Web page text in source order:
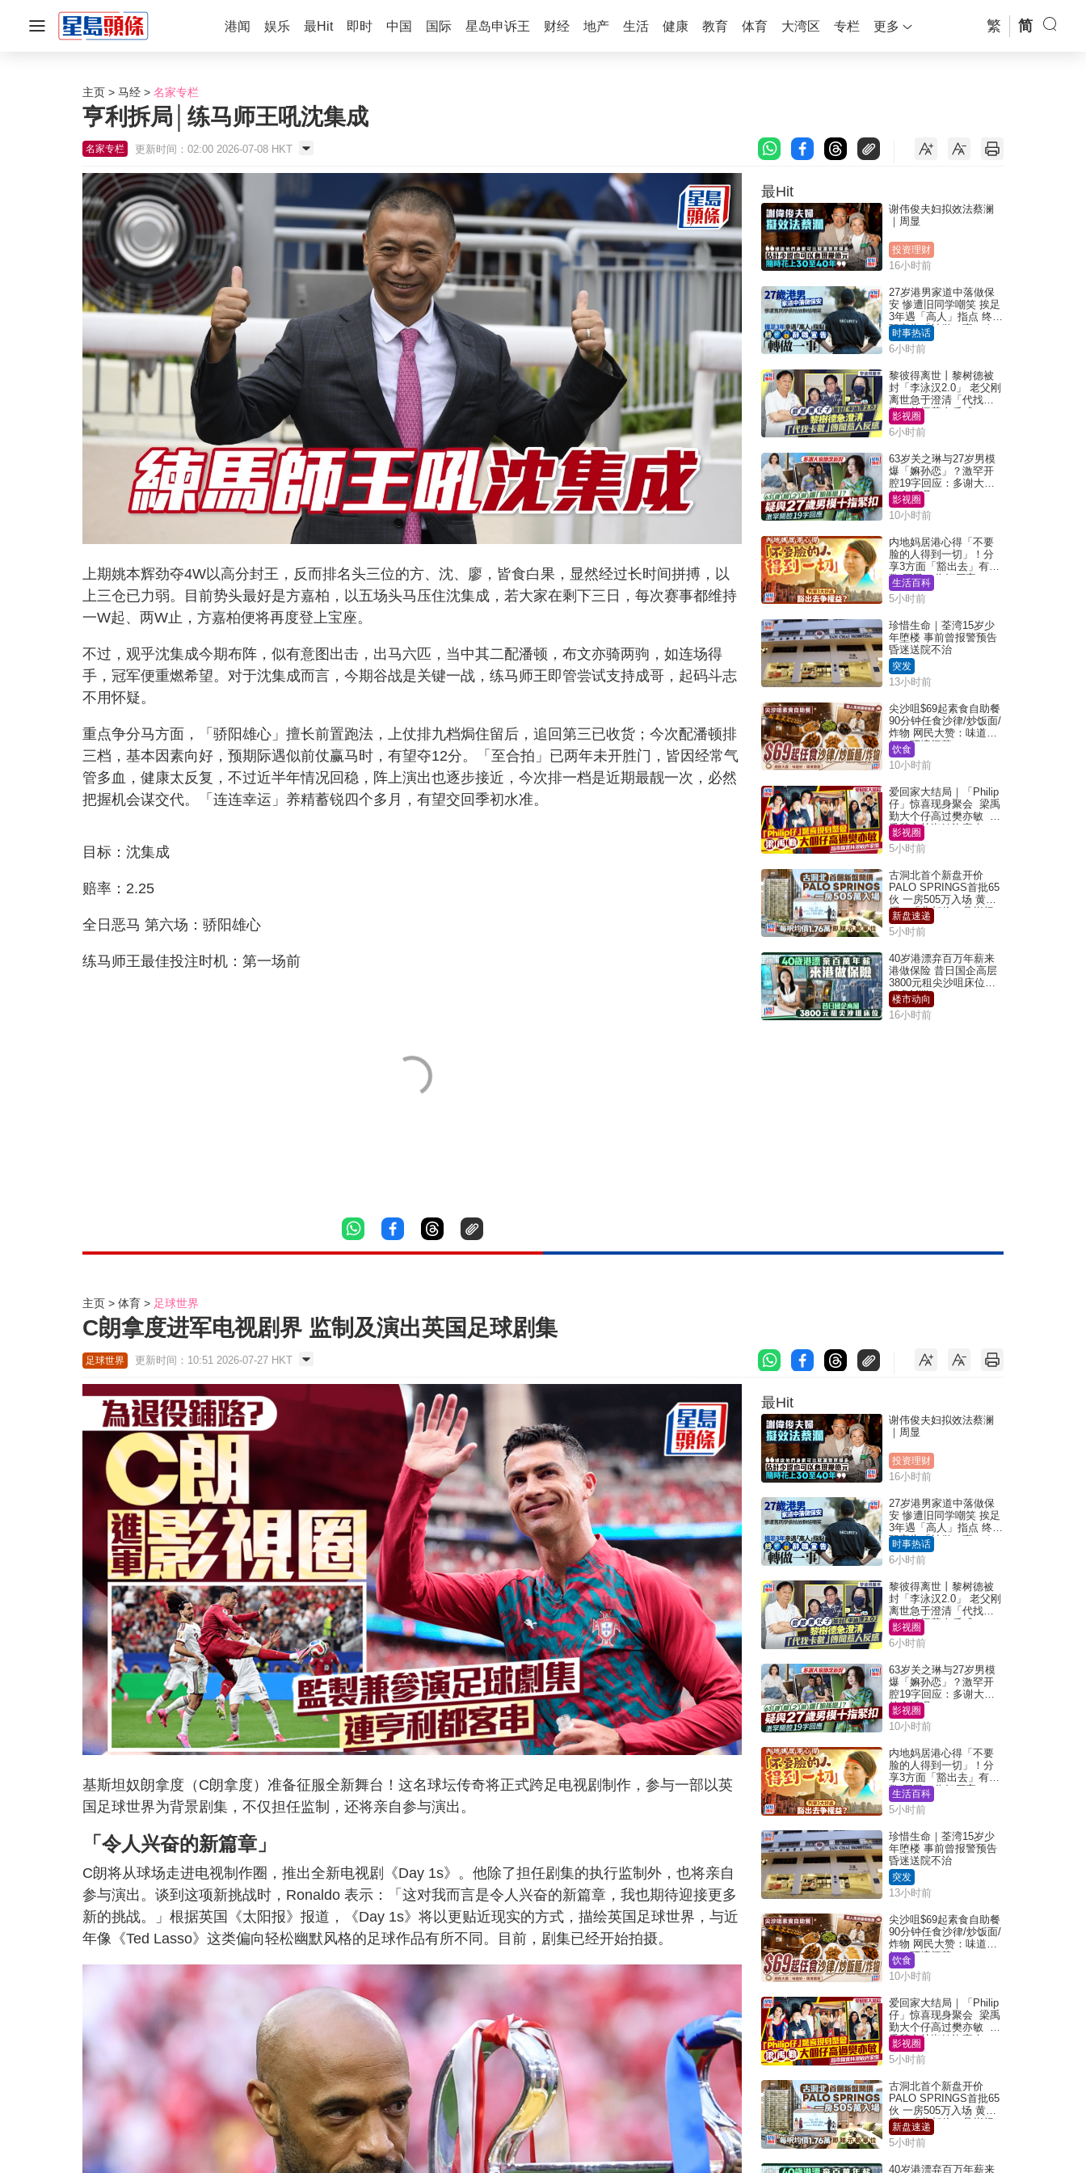
港闻 娱乐 最Hit 即时 中国 国际 星岛申诉王 财经 地产 生活 健康 教育 体育 大湾区 专栏 更多 繁 简
主页 马经 名家专栏
亨利拆局│练马师王吼沈集成
名家专栏 更新时间：02:00 2026-07-08 HKT
上期姚本辉劲夺4W以高分封王，反而排名头三位的方、沈、廖，皆食白果，显然经过长时间拼搏，以
上三仓已力弱。目前势头最好是方嘉柏，以五场头马压住沈集成，若大家在剩下三日，每次赛事都维持
一W起、两W止，方嘉柏便将再度登上宝座。
不过，观乎沈集成今期布阵，似有意图出击，出马六匹，当中其二配潘顿，布文亦骑两驹，如连场得
手，冠军便重燃希望。对于沈集成而言，今期谷战是关键一战，练马师王即管尝试支持成哥，起码斗志
不用怀疑。
重点争分马方面，「骄阳雄心」擅长前置跑法，上仗排九档焗住留后，追回第三已收货；今次配潘顿排
三档，基本因素向好，预期际遇似前仗赢马时，有望夺12分。「至合拍」已两年未开胜门，皆因经常气
管多血，健康太反复，不过近半年情况回稳，阵上演出也逐步接近，今次排一档是近期最靓一次，必然
把握机会谋交代。「连连幸运」养精蓄锐四个多月，有望交回季初水准。
目标：沈集成
赔率：2.25
全日恶马 第六场：骄阳雄心
练马师王最佳投注时机：第一场前
最Hit
谢伟俊夫妇拟效法蔡澜
｜周显
投资理财
16小时前
27岁港男家道中落做保
安 惨遭旧同学嘲笑 挨足
3年遇「高人」指点 终辞
职宣告「转做一事」｜
Juicy叮
时事热话
6小时前
黎彼得离世丨黎树德被
封「李泳汉2.0」 老父刚
离世急于澄清「代找卡
数」传闻惹人反感
影视圈
6小时前
63岁关之琳与27岁男模
爆「嫲孙恋」？激罕开
腔19字回应：多谢大家
挂念近况
影视圈
10小时前
内地妈居港心得「不要
脸的人得到一切」！分
享3方面「豁出去」有著
数 网民：你好厉害
生活百科
5小时前
珍惜生命｜荃湾15岁少
年堕楼 事前曾报警预告
昏迷送院不治
突发
13小时前
尖沙咀$69起素食自助餐
90分钟任食沙律/炒饭面/
炸物 网民大赞：味道
好，环境阔落
饮食
10小时前
爱回家大结局｜「Philip
仔」惊喜现身聚会 梁禹
勤大个仔高过樊亦敏 超
乖黐实林淑敏许家杰
影视圈
5小时前
古洞北首个新盘开价
PALO SPRINGS首批65
伙 一房505万入场 黄光
耀：「北都价」具指标
作用
新盘速递
5小时前
40岁港漂弃百万年薪来
港做保险 昔日国企高层
3800元租尖沙咀床位｜
租盘Million
楼市动向
16小时前
主页 体育 足球世界
C朗拿度进军电视剧界 监制及演出英国足球剧集
足球世界 更新时间：10:51 2026-07-27 HKT
基斯坦奴朗拿度（C朗拿度）准备征服全新舞台！这名球坛传奇将正式跨足电视剧制作，参与一部以英
国足球世界为背景剧集，不仅担任监制，还将亲自参与演出。
「令人兴奋的新篇章」
C朗将从球场走进电视制作圈，推出全新电视剧《Day 1s》。他除了担任剧集的执行监制外，也将亲自
参与演出。谈到这项新挑战时，Ronaldo 表示：「这对我而言是令人兴奋的新篇章，我也期待迎接更多
新的挑战。」根据英国《太阳报》报道，《Day 1s》将以更贴近现实的方式，描绘英国足球世界，与近
年像《Ted Lasso》这类偏向轻松幽默风格的足球作品有所不同。目前，剧集已经开始拍摄。
最Hit
谢伟俊夫妇拟效法蔡澜
｜周显
投资理财
16小时前
27岁港男家道中落做保
安 惨遭旧同学嘲笑 挨足
3年遇「高人」指点 终辞
职宣告「转做一事」｜
Juicy叮
时事热话
6小时前
黎彼得离世丨黎树德被
封「李泳汉2.0」 老父刚
离世急于澄清「代找卡
数」传闻惹人反感
影视圈
6小时前
63岁关之琳与27岁男模
爆「嫲孙恋」？激罕开
腔19字回应：多谢大家
挂念近况
影视圈
10小时前
内地妈居港心得「不要
脸的人得到一切」！分
享3方面「豁出去」有著
数 网民：你好厉害
生活百科
5小时前
珍惜生命｜荃湾15岁少
年堕楼 事前曾报警预告
昏迷送院不治
突发
13小时前
尖沙咀$69起素食自助餐
90分钟任食沙律/炒饭面/
炸物 网民大赞：味道
好，环境阔落
饮食
10小时前
爱回家大结局｜「Philip
仔」惊喜现身聚会 梁禹
勤大个仔高过樊亦敏 超
乖黐实林淑敏许家杰
影视圈
5小时前
古洞北首个新盘开价
PALO SPRINGS首批65
伙 一房505万入场 黄光
耀：「北都价」具指标
作用
新盘速递
5小时前
40岁港漂弃百万年薪来